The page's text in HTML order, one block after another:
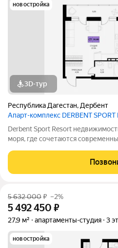
новостройка
3D-тур
Республика Дагестан, Дербент
Апарт-комплекс DERBENT SPORT
Derbent Sport Resort недвижимость на берегу Каспийского
моря, где сочетаются
учитывают все потребности
5 632 000₽ –2%
5 492 450 ₽
27,9 м² апартаменты-студия 3
новостройка